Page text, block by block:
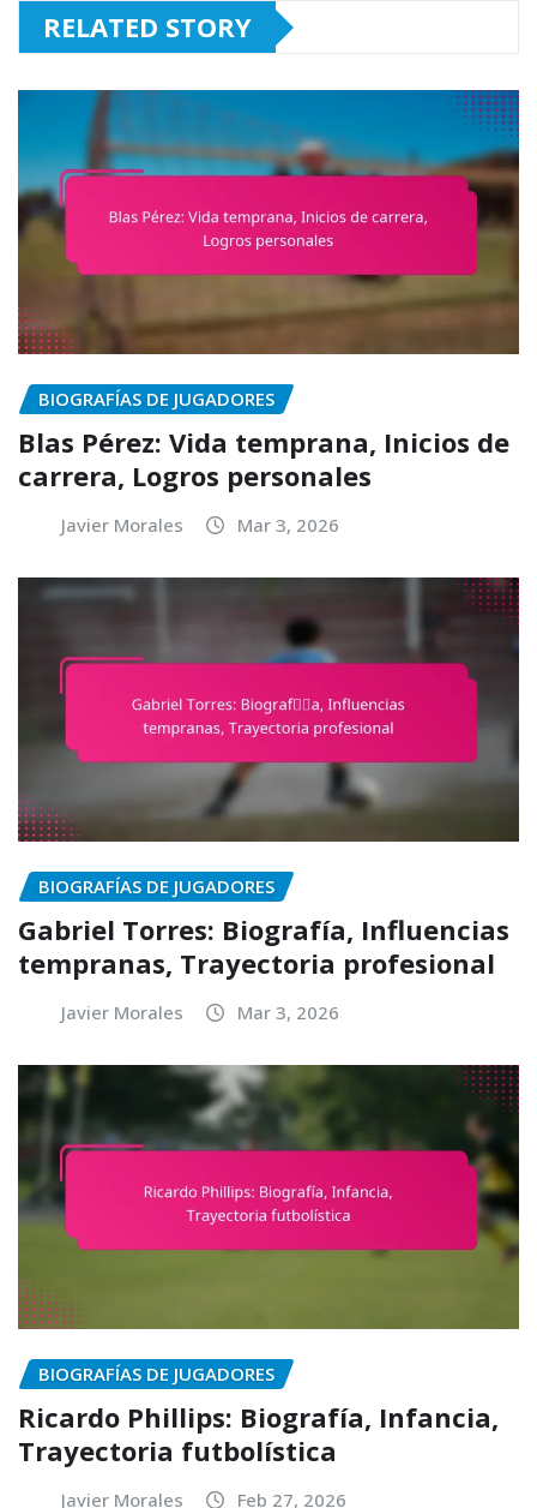
RELATED STORY
BIOGRAFÍAS DE JUGADORES
Blas Pérez: Vida temprana, Inicios de
carrera, Logros personales
Javier Morales Mar 3, 2026
BIOGRAFÍAS DE JUGADORES
Gabriel Torres: Biografía, Influencias
tempranas, Trayectoria profesional
Javier Morales Mar 3, 2026
BIOGRAFÍAS DE JUGADORES
Ricardo Phillips: Biografía, Infancia,
Trayectoria futbolística
Javier Morales Feb 27, 2026